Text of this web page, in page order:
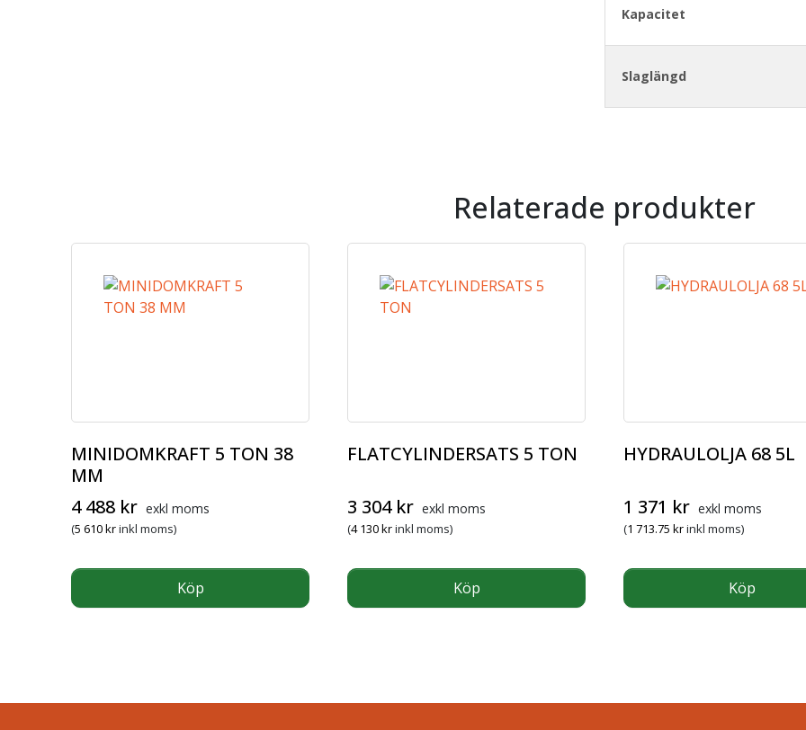
Kapacitet
Slaglängd
Relaterade produkter
MINIDOMKRAFT 5 TON 38
MM
4 488 kr exkl moms
(5 610krinkl moms)
Köp
FLATCYLINDERSATS 5 TON
3 304 kr exkl moms
(4 130krinkl moms)
Köp
HYDRAULOLJA 68 5L
1 371 kr exkl moms
(1 713.75 krinkl moms)
Köp